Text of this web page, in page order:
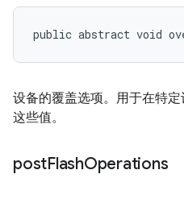
public abstract void
设备的覆盖选项。用于在特
这些值。
postFlashOperations